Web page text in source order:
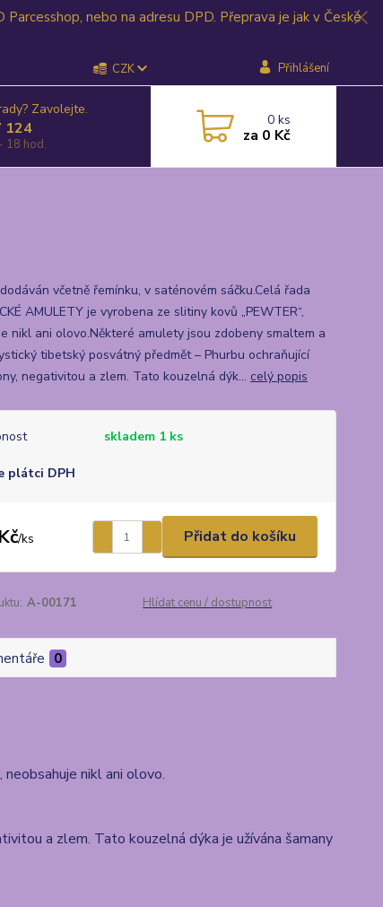
nebo na adresu DPD. Přeprava je jak v České
CZK Přihlášení
Zavolejte.
124
18 hod.
0ks
za 0 Kč
včetně řemínku, v saténovém sáčku.Celá řada
AMULETY je vyrobena ze slitiny kovů „PEWTER“,
nikl ani olovo.Některé amulety jsou zdobeny smaltem a
tibetský posvátný předmět – Phurbu ochraňující
negativitou a zlem. Tato kouzelná dýk... celý popis
skladem 1 ks
plátci DPH
/ks Přidat do košíku
A-00171 Hlídat cenu / dostupnost
0
nikl ani olovo.
a zlem. Tato kouzelná dýka je užívána šamany